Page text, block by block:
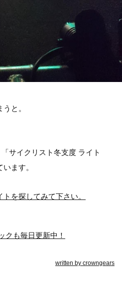
と。
サイクリスト冬支度 ライト
ます。
を探してみて下さい。
クも毎日更新中！
written by crowngears